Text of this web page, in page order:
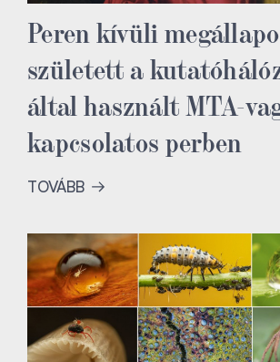
Peren kívüli
született a
által használt MTA-
kapcsolatos perben
TOVÁBB